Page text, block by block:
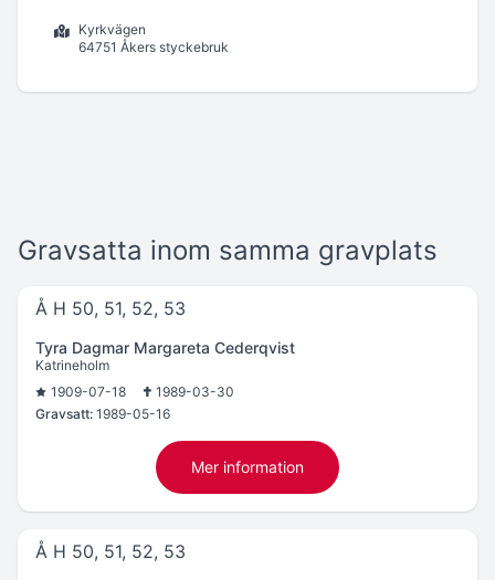
Kyrkvägen
64751 Åkers styckebruk
Gravsatta inom samma gravplats
Å H 50, 51, 52, 53
Tyra Dagmar Margareta Cederqvist
Katrineholm
1909-07-18
1989-03-30
Gravsatt: 1989-05-16
Mer information
Å H 50, 51, 52, 53